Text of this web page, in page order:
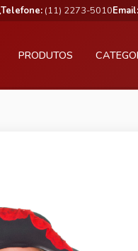
Telefone: (11) 2273-5010Email:
PRODUTOS